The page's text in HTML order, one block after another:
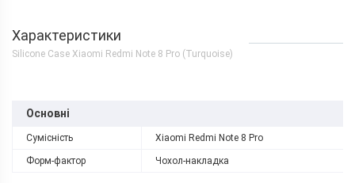
Характеристики
Silicone Case Xiaomi Redmi Note 8 Pro (Turquoise)
Основні
Сумісність Xiaomi Redmi Note 8 Pro
Форм-фактор Чохол-накладка